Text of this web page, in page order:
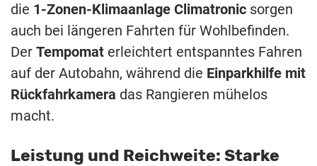
die 1-Zonen-Klimaanlage Climatronic sorgen
auch bei längeren Fahrten für Wohlbefinden.
Der Tempomat erleichtert entspanntes Fahren
auf der Autobahn, während die Einparkhilfe mit
Rückfahrkamera das Rangieren mühelos
macht.
Leistung und Reichweite: Starke